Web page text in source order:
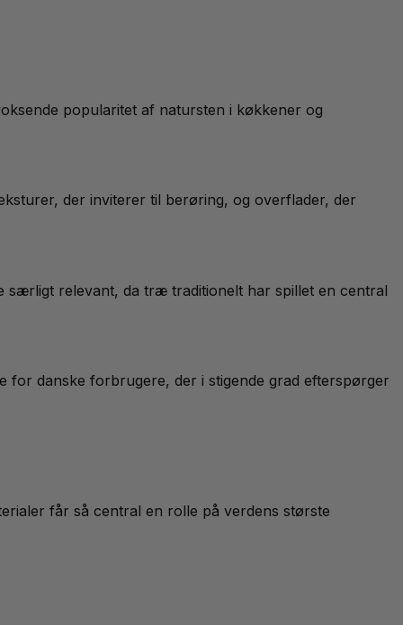
popularitet af natursten i køkkener og
der inviterer til berøring, og overflader, der
særligt relevant, da træ traditionelt har spillet en central
for danske forbrugere, der i stigende grad efterspørger
får så central en rolle på verdens største